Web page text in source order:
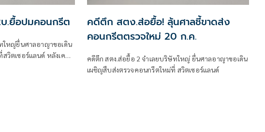
.ยื้อปมคอนกรีต
ใหญ่ยื่นศาลอาญาขอเดิน
วิตเซอร์แลนด์ หลังเคย
คดีตึก สตง.ส่อยื้อ! ลุ้นศาลชี้ขาดส่ง
คอนกรีตตรวจใหม่ 20 ก.ค.
คดีตึก สตง.ส่อยื้อ 2 จำเลยบริษัทใหญ่ ยื่นศาลอาญาขอเดิน
เผชิญสืบส่งตรวจคอนกรีตใหม่ที่ สวิตเซอร์แลนด์